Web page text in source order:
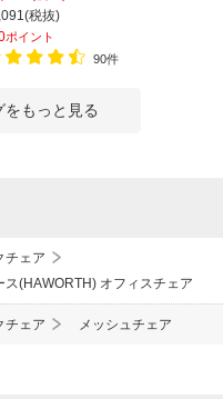
高さ805mm 会議室 収納 法人
人数 重ねる 会議用椅子 会議用チェ
税抜)
ポイント
90件
もっと見る
チェア
ス(HAWORTH) オフィスチェア
チェア メッシュチェア